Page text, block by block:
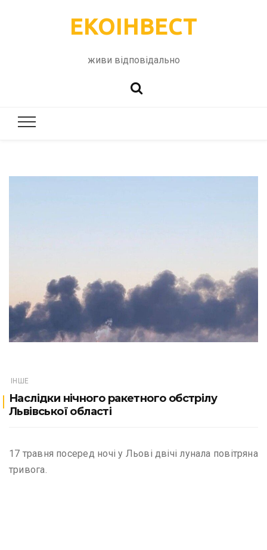
ЕКОІНВЕСТ
живи відповідально
ІНШЕ
Наслідки нічного ракетного обстрілу
Львівської області
17 травня посеред ночі у Льові двічі лунала повітряна
тривога.